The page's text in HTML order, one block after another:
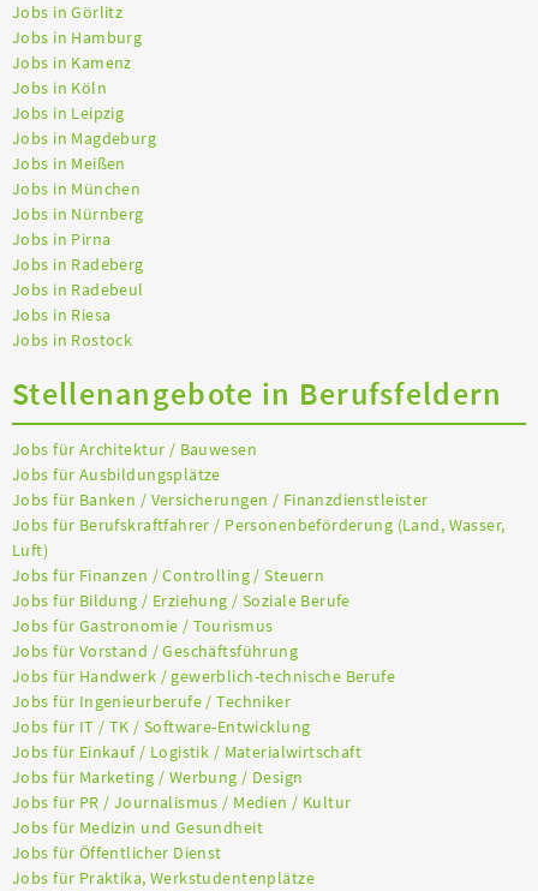
Jobs in Görlitz
Jobs in Hamburg
Jobs in Kamenz
Jobs in Köln
Jobs in Leipzig
Jobs in Magdeburg
Jobs in Meißen
Jobs in München
Jobs in Nürnberg
Jobs in Pirna
Jobs in Radeberg
Jobs in Radebeul
Jobs in Riesa
Jobs in Rostock
Stellenangebote in Berufsfeldern
Jobs für Architektur / Bauwesen
Jobs für Ausbildungsplätze
Jobs für Banken / Versicherungen / Finanzdienstleister
Jobs für Berufskraftfahrer / Personenbeförderung (Land, Wasser,
Luft)
Jobs für Finanzen / Controlling / Steuern
Jobs für Bildung / Erziehung / Soziale Berufe
Jobs für Gastronomie / Tourismus
Jobs für Vorstand / Geschäftsführung
Jobs für Handwerk / gewerblich-technische Berufe
Jobs für Ingenieurberufe / Techniker
Jobs für IT / TK / Software-Entwicklung
Jobs für Einkauf / Logistik / Materialwirtschaft
Jobs für Marketing / Werbung / Design
Jobs für PR / Journalismus / Medien / Kultur
Jobs für Medizin und Gesundheit
Jobs für Öffentlicher Dienst
Jobs für Praktika, Werkstudentenplätze